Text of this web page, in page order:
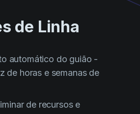
de Linha
automático do guião -
de horas e semanas de
de recursos e